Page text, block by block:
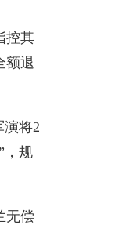
控其
额退
演将2
，规
无偿